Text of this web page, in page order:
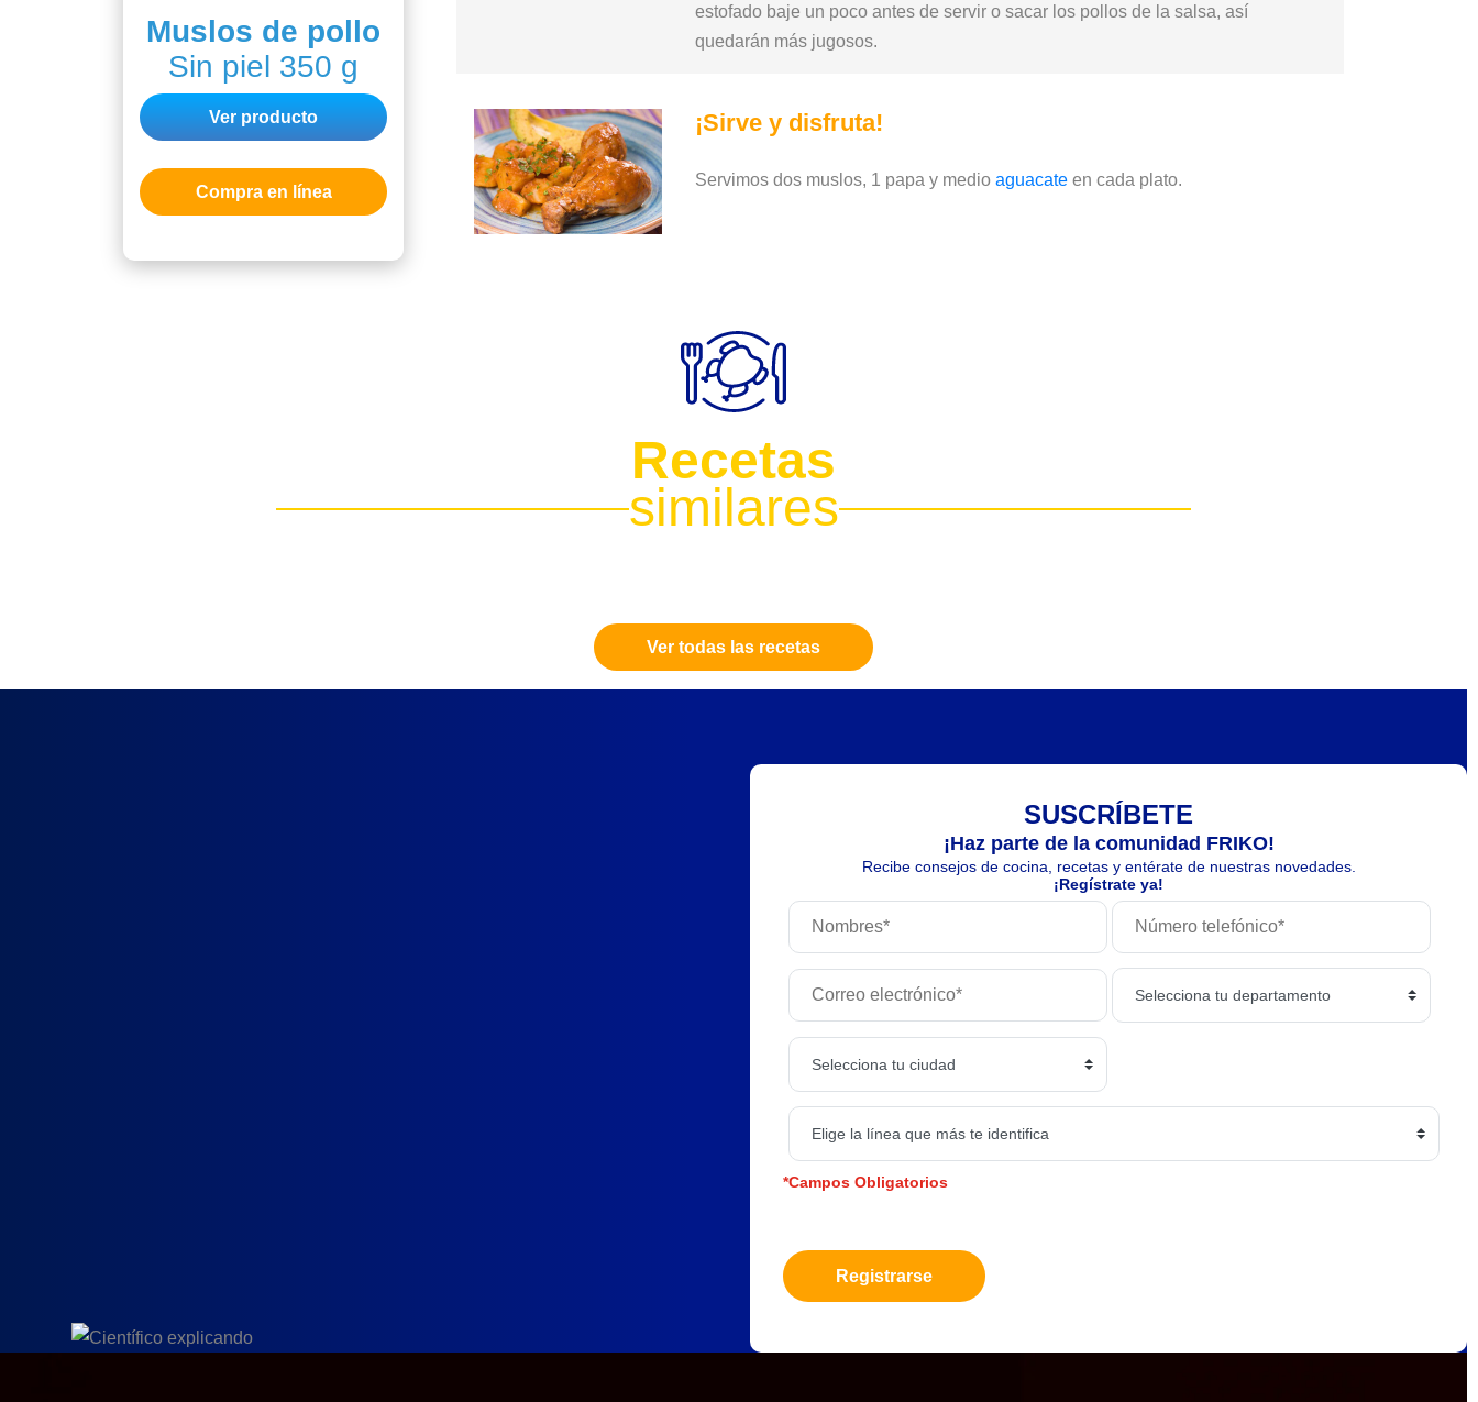
Muslos de pollo
Sin piel 350 g
Ver producto
Compra en línea
estofado baje un poco antes de servir o sacar los pollos de la salsa, así
quedarán más jugosos.
¡Sirve y disfruta!
Servimos dos muslos, 1 papa y medioaguacate en cada plato.
Recetas
similares
Ver todas las recetas
SUSCRÍBETE
¡Haz parte de la comunidad FRIKO!
Recibe consejos de cocina, recetas y entérate de nuestras novedades.
¡Regístrate ya!
*Campos Obligatorios
Registrarse